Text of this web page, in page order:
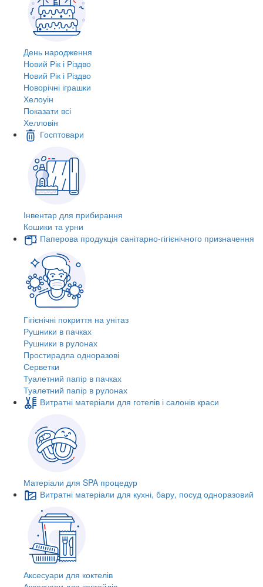
День народження
Новий Рік і Різдво
Новий Рік і Різдво
Новорічні іграшки
Хелоуін
Показати всі
Хелловін
Госптовари
Інвентар для прибирання
Кошики та урни
Паперова продукція санітарно-гігієнічного призначення
Гігієнічні покриття на унітаз
Рушники в пачках
Рушники в рулонах
Простирадла одноразові
Серветки
Туалетний папір в пачках
Туалетний папір в рулонах
Витратні матеріали для готелів і салонів краси
Матеріали для SPA процедур
Витратні матеріали для кухні, бару, посуд одноразовий
Аксесуари для коктелів